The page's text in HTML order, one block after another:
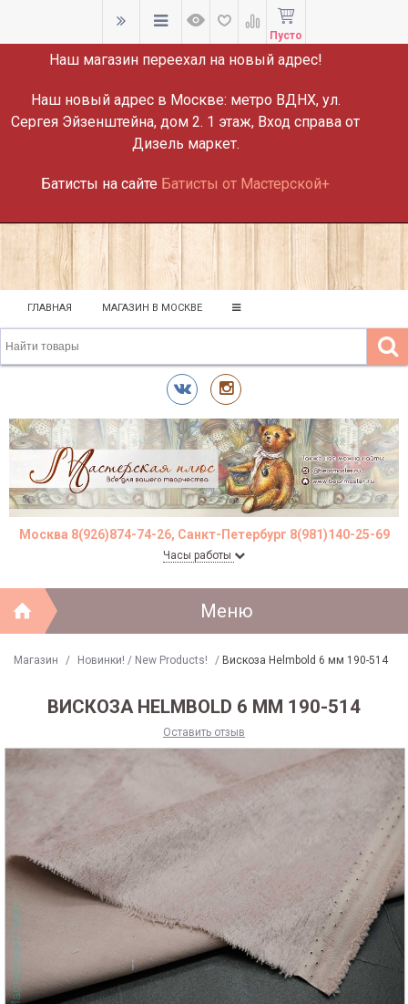
ВНИМАНИЕ!
Наш магазин переехал на новый адрес!
Наш новый адрес в Москве: метро ВДНХ, ул.
Сергея Эйзенштейна, дом 2. 1 этаж, Вход справа от
Дизель маркет.
Батисты на сайте Батисты от Мастерской+
Пусто
ГЛАВНАЯ МАГАЗИН В МОСКВЕ
Москва 8(926)874-74-26, Санкт-Петербург 8(981)140-25-69
Часы работы
Меню
Магазин / Новинки! / New Products! / Вискоза Helmbold 6 мм 190-514
ВИСКОЗА HELMBOLD 6 ММ 190-514
Оставить отзыв